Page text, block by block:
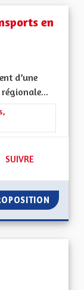
en
d’une
50 ABONNÉS
SUIVRE